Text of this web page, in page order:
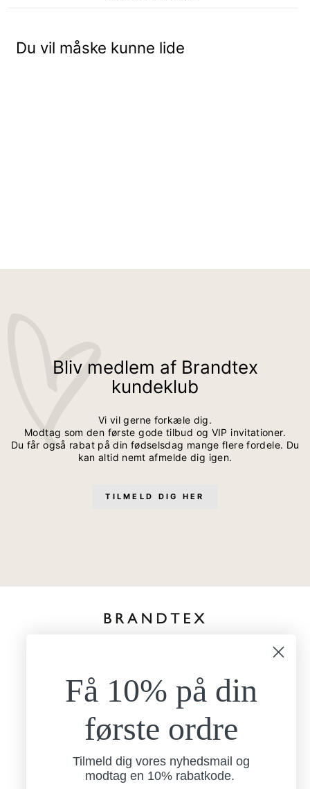
Du vil måske kunne lide
Bliv medlem af Brandtex
kundeklub
Vi vil gerne forkæle dig.
Modtag som den første gode tilbud og VIP invitationer.
Du får også rabat på din fødselsdag mange flere fordele. Du
kan altid nemt afmelde dig igen.
TILMELD DIG HER
Mandag - torsdag
9.00-15.00
9.00-13.00
Nordlundvej 1
7330 Brande
CVR: 13238006
Få 10% på din
første ordre
Tilmeld dig vores nyhedsmail og
modtag en 10% rabatkode.